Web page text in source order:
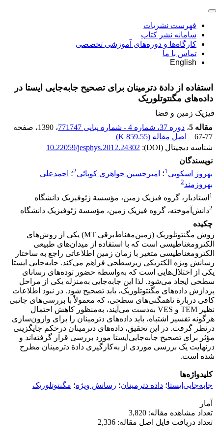
فهرست نشریات
سامانه نشر کتاب
کارگاه‌ها و دوره‌های آموزشی تخصصی
تماس با ما
English
استفاده از دادة دترمینان برای تصحیح جابه‌جایی ‌‌‌ایستا در
داده‌های مگنتوتلوریک
فیزیک زمین و فضا
مقاله 5
، دوره 37، شماره 4 - شماره پیاپی 771747 ، 1390
، صفحه
67-77
اصل مقاله (859.55 K
)
شناسه دیجیتال (DOI):
10.22059/jesphys.2012.24302
نویسندگان
بهروز اسکویی1؛ امیرحسین جواهری کوپائی2؛ احمد‌علی
بهروزمند2
1 استادیار، گروه فیزیک زمین، مؤسسة ژئوفیزیک دانشگاه
2دانش‌آموخته، گروه فیزیک زمین، مؤسسة ژئوفیزیک دانشگاه
چکیده
روش مگنتوتلوریک (زمین‌مغناط‌برقی MT) یکی از روش‌های
الکترومغناطیسی است که با استفاده از میدان‌های طبیعی
الکترومغناطیسی متغیر با زمان زمین اطلاعاتی راجع به ساختار
رسانش ‌‌‌‌‌‌‌ویژه الکتریکی زیر‌سطحی فراهم می‌کند. جابه‌جایی ‌‌‌ایستا
یکی از اختلال‌‌هایی است که به‌واسطة حضور توده‌های رسانای
سطحی ایجاد می‌شود. لذا این جابه‌جایی‌‌ به‌منزله یکی از مراحل
پردازش داده‌های مگنتوتلوریک، باید تصحیح شود. در نبود اطلاعات
کافی دربارة ناهمگنی‌های سطحی، که معمولاً با بررسی‌های جانبی
نظیر TEM و VES به‌‌دست می‌آیند، به‌منظور کاهش احتمال
هرگونه تفسیر اشتباه، باید داده‌های دترمینان را برای وارون‌سازی
درنظر گرفت. در این تحقیق، داده‌های دترمینان درحکم جایگزینی
مؤثر برای تصحیح جابه‌جایی‌‌‌ایستا مورد بررسی قرار گرفته‌اند و
درنهایت یک بررسی موردی از به‌کارگیری دادة دترمینان مطرح
شده است.
کلیدواژه‌ها
جابه‌جایی‌‌‌ایستا؛ داده دترمینان؛ رسانش ‌‌‌‌‌‌‌ویژه؛ مگنتوتلوریک
آمار
تعداد مشاهده مقاله: 3,820
تعداد دریافت فایل اصل مقاله: 2,336